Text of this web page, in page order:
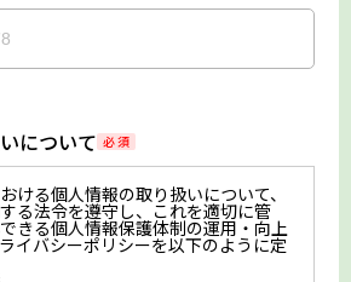
について 必 須
ける個人情報の取り扱いについて、
る法令を遵守し、これを適切に管
きる個人情報保護体制の運用・向上
イバシーポリシーを以下のように定